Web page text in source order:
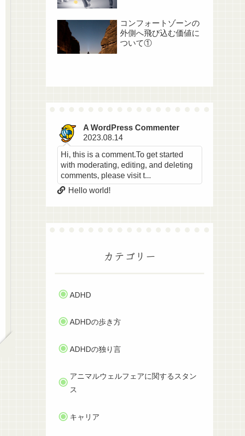
コンフォートゾーンの
外側へ飛び込む価値に
ついて①
A WordPress Commenter
2023.08.14
Hi, this is a comment.To get started
with moderating, editing, and deleting
comments, please visit t...
Hello world!
カテゴリー
ADHD
ADHDの歩き方
ADHDの独り言
アニマルウェルフェアに関するスタン
ス
キャリア